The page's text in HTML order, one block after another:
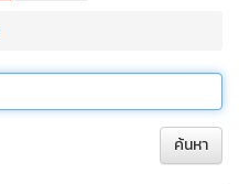
ค้นหา